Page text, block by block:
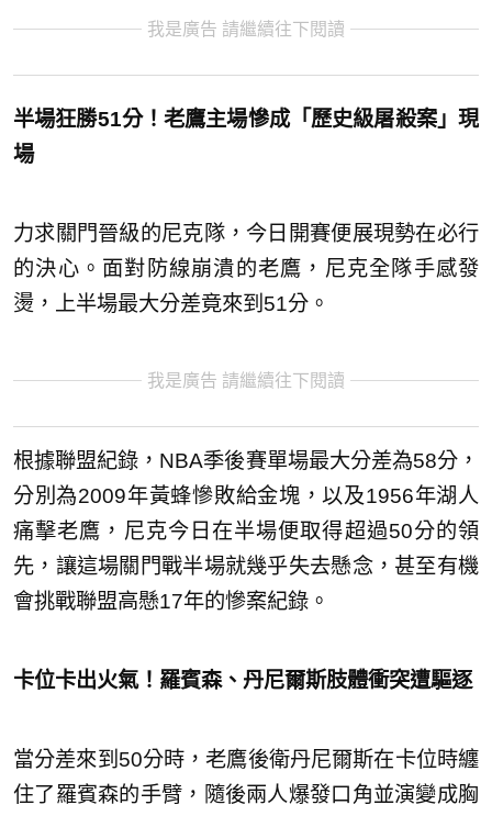
我是廣告 請繼續往下閱讀
半場狂勝51分！老鷹主場慘成「歷史級屠殺案」現
場
力求關門晉級的尼克隊，今日開賽便展現勢在必行
的決心。面對防線崩潰的老鷹，尼克全隊手感發
燙，上半場最大分差竟來到51分。
我是廣告 請繼續往下閱讀
根據聯盟紀錄，NBA季後賽單場最大分差為58分，
分別為2009年黃蜂慘敗給金塊，以及1956年湖人
痛擊老鷹，尼克今日在半場便取得超過50分的領
先，讓這場關門戰半場就幾乎失去懸念，甚至有機
會挑戰聯盟高懸17年的慘案紀錄。
卡位卡出火氣！羅賓森、丹尼爾斯肢體衝突遭驅逐
當分差來到50分時，老鷹後衛丹尼爾斯在卡位時纏
住了羅賓森的手臂，隨後兩人爆發口角並演變成胸